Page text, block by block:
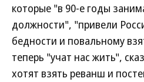
которые "в 90-е годы
должности", "привели
бедности и повальному
теперь "учат нас жить",
хотят взять реванш и